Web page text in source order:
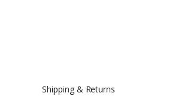
Shipping & Returns